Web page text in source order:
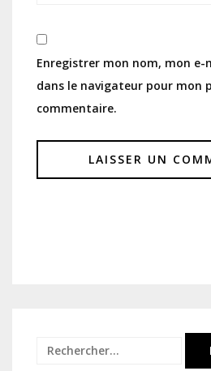
Enregistrer mon nom, mon
dans le navigateur pour mon
commentaire.
Rechercher :